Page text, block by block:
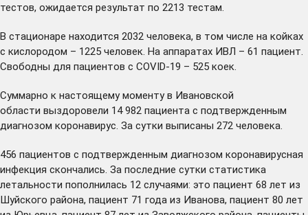
тестов, ожидается результат по 2213 тестам.
В стационаре находится 2032 человека, в том числе на койках
с кислородом – 1225 человек. На аппаратах ИВЛ – 61 пациент.
Свободны для пациентов с COVID-19 – 525 коек.
Суммарно к настоящему моменту в Ивановской
области выздоровели 14 982 пациента с подтвержденным
диагнозом коронавирус. За сутки выписаны 272 человека.
456 пациентов с подтвержденным диагнозом коронавирусная
инфекция скончались. За последние сутки статистика
летальности пополнилась 12 случаями: это пациент 68 лет из
Шуйского района, пациент 71 года из Иванова, пациент 80 лет